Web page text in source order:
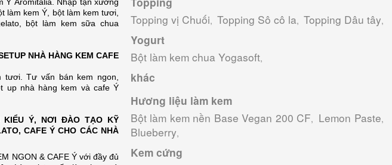
làm kem Ý, bột làm kem tươi,
bột làm kem sữa chua
NHÀ HÀNG KEM CAFE
Tư vấn bán kem ngon,
up nhà hàng kem và cafe Ý
KIỂU Ý, NƠI ĐÀO TẠO KỸ
CAFE Ý CHO CÁC NHÀ
NGON & CAFE Ý với đầy đủ
Topping vị Chuối, Topping Sô cô la, Topping Dâu tây,
Yogurt
Bột làm kem chua Yogasoft,
khác
Hương liệu làm kem
Bột làm kem nền Base Vegan 200 CF, Lemon Paste,
Blueberry,
Kem cứng